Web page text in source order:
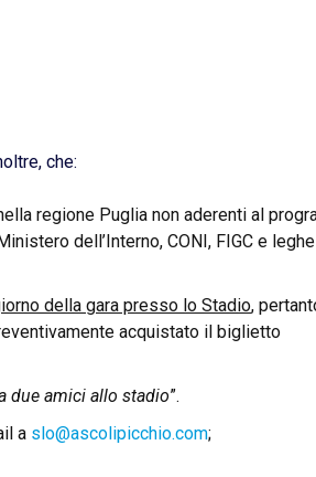
che:
regione Puglia non aderenti al
dell’Interno, CONI, FIGC e leghe
della gara presso lo Stadio,
acquistato il biglietto
due amici allo stadio”.
a slo@ascolipicchio.com;